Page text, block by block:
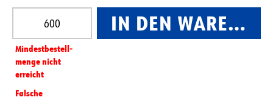
Produkt Anzahl: Gib den gewünschten Wert ein
Mindest­­bestell­­
menge nicht
erreicht
Falsche
IN DEN